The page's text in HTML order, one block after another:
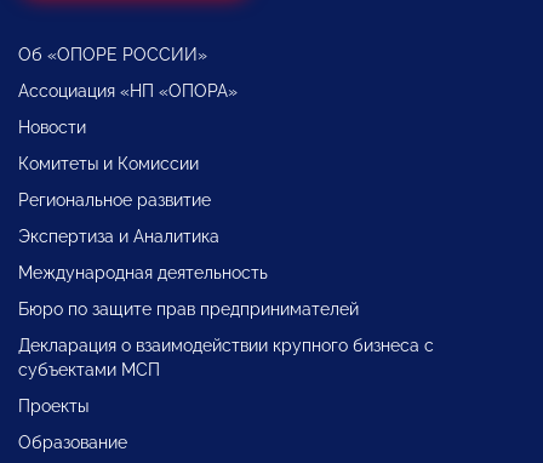
Об «ОПОРЕ РОССИИ»
Ассоциация «НП «ОПОРА»
Новости
Комитеты и Комиссии
Региональное развитие
Экспертиза и Аналитика
Международная деятельность
Бюро по защите прав предпринимателей
Декларация о взаимодействии крупного бизнеса с
субъектами МСП
Проекты
Образование